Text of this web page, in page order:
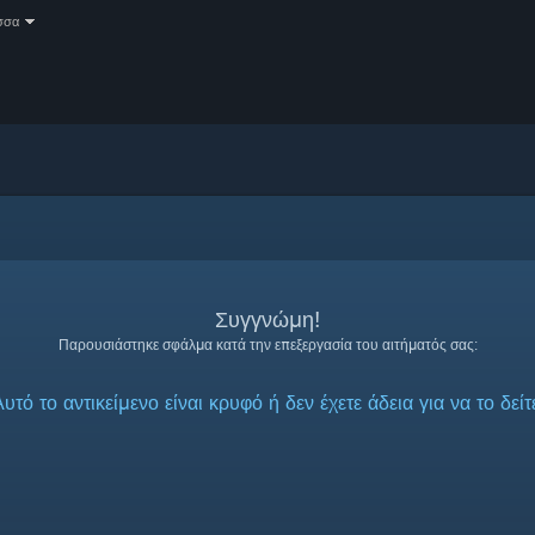
Συγγνώμη!
Παρουσιάστηκε σφάλμα κατά την επεξεργασία του αιτήματός σας:
το αντικείμενο είναι κρυφό ή δεν έχετε άδεια για να το